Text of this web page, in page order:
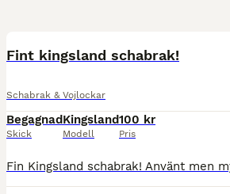
Fint kingsland schabrak!
Schabrak & Vojlockar
Begagnad
Skick
Kingsland
Modell
100 kr
Pris